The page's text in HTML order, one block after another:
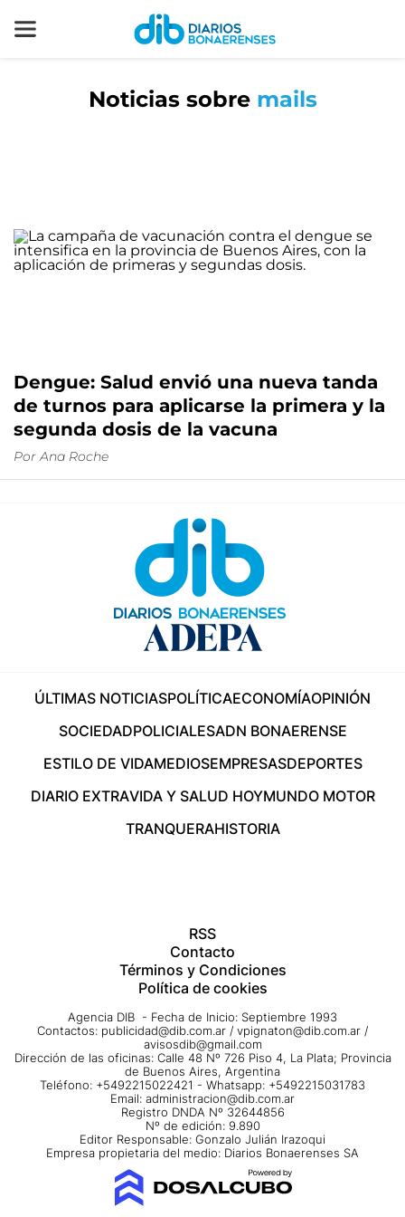
Noticias sobre mails
Dengue: Salud envió una nueva tanda
de turnos para aplicarse la primera y la
segunda dosis de la vacuna
Por Ana Roche
ÚLTIMAS NOTICIASPOLÍTICAECONOMÍAOPINIÓN
SOCIEDADPOLICIALESADN BONAERENSE
ESTILO DE VIDAMEDIOSEMPRESASDEPORTES
DIARIO EXTRAVIDA Y SALUD HOYMUNDO MOTOR
TRANQUERAHISTORIA
RSS
Contacto
Términos y Condiciones
Política de cookies
Agencia DIB - Fecha de Inicio: Septiembre 1993
Contactos: publicidad@dib.com.ar / vpignaton@dib.com.ar /
avisosdib@gmail.com
Dirección de las oficinas: Calle 48 Nº 726 Piso 4, La Plata; Provincia
de Buenos Aires, Argentina
Teléfono: +5492215022421 - Whatsapp: +5492215031783
Email: administracion@dib.com.ar
Registro DNDA Nº 32644856
Nº de edición: 9.890
Editor Responsable: Gonzalo Julián Irazoqui
Empresa propietaria del medio: Diarios Bonaerenses SA